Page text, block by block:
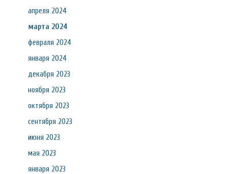
апреля 2024
марта 2024
февраля 2024
января 2024
декабря 2023
ноября 2023
октября 2023
сентября 2023
июня 2023
мая 2023
января 2023